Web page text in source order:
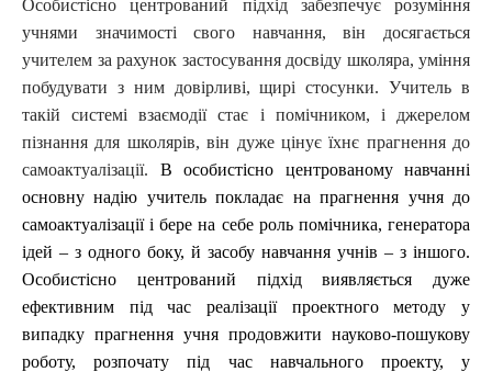
Особистісно центрований підхід забезпечує розуміння
учнями значимості свого навчання, він досягається
учителем за рахунок застосування досвіду школяра, уміння
побудувати з ним довірливі, щирі стосунки. Учитель в
такій системі взаємодії стає і помічником, і джерелом
пізнання для школярів, він дуже цінує їхнє прагнення до
самоактуалізації. В особистісно центрованому навчанні
основну надію учитель покладає на прагнення учня до
самоактуалізації ібере на себе роль помічника, генератора
ідей – з одного боку, й засобу навчання учнів – з іншого.
Особистісно центрований підхід виявляється дуже
ефективним під час реалізації проектного методу у
випадку прагнення учня продовжити науково-пошукову
роботу, розпочату під час навчального проекту, у